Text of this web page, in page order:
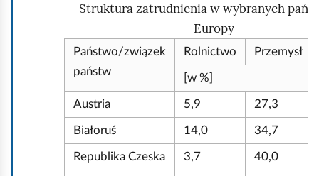
Struktura zatrudnienia w wybranych
Europy
Państwo/związek
państw
Rolnictwo Przemysł
[w %]
Austria 5,9 27,3
Białoruś 14,0 34,7
Republika Czeska 3,7 40,0